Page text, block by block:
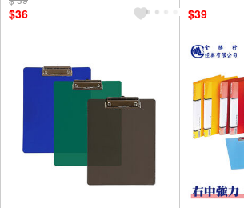
$36 $39